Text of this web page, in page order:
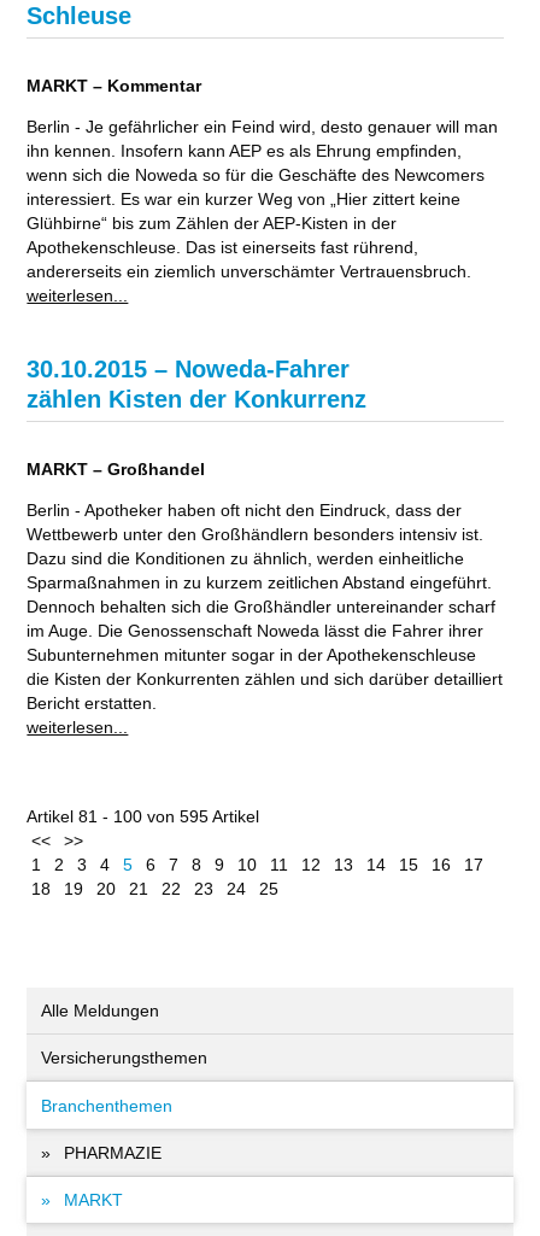
Schleuse
MARKT – Kommentar
Berlin - Je gefährlicher ein Feind wird, desto genauer will man
ihn kennen. Insofern kann AEP es als Ehrung empfinden,
wenn sich die Noweda so für die Geschäfte des Newcomers
interessiert. Es war ein kurzer Weg von „Hier zittert keine
Glühbirne“ bis zum Zählen der AEP-Kisten in der
Apothekenschleuse. Das ist einerseits fast rührend,
andererseits ein ziemlich unverschämter Vertrauensbruch.
weiterlesen...
30.10.2015 – Noweda-Fahrer
zählen Kisten der Konkurrenz
MARKT – Großhandel
Berlin - Apotheker haben oft nicht den Eindruck, dass der
Wettbewerb unter den Großhändlern besonders intensiv ist.
Dazu sind die Konditionen zu ähnlich, werden einheitliche
Sparmaßnahmen in zu kurzem zeitlichen Abstand eingeführt.
Dennoch behalten sich die Großhändler untereinander scharf
im Auge. Die Genossenschaft Noweda lässt die Fahrer ihrer
Subunternehmen mitunter sogar in der Apothekenschleuse
die Kisten der Konkurrenten zählen und sich darüber detailliert
Bericht erstatten.
weiterlesen...
Artikel 81 - 100 von 595 Artikel
<<
>>
1
2 3 4 5 6 7 8 9 10 11 12 13 14 15 16
17
18
19 20 21 22 23 24 25
Alle Meldungen
Versicherungsthemen
Branchenthemen
PHARMAZIE
MARKT